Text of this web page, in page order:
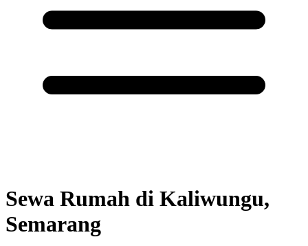
Sewa Rumah di Kaliwungu,
Semarang